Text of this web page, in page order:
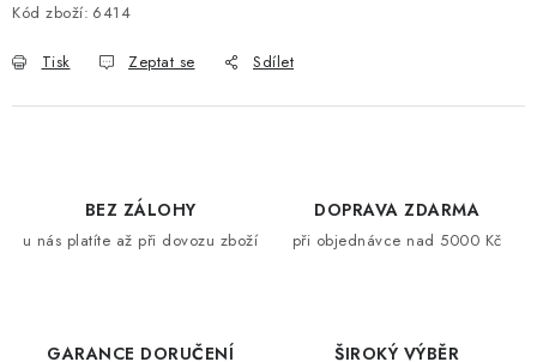
Kód zboží: 6414
Tisk Zeptat se Sdílet
BEZ ZÁLOHY
u nás platíte až při dovozu zboží
DOPRAVA ZDARMA
při objednávce nad 5000 Kč
GARANCE DORUČENÍ ŠIROKÝ VÝBĚR